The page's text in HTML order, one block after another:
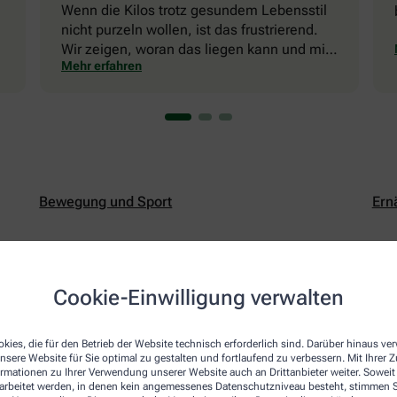
Cookie-Einwilligung verwalten
die für den Betrieb der Website technisch erforderlich sind. Darüber hinaus
Website für Sie optimal zu gestalten und fortlaufend zu verbessern. Mit Ihrer
zu Ihrer Verwendung unserer Website auch an Drittanbieter weiter. Soweit
werden, in denen kein angemessenes Datenschutzniveau besteht, stimmen
Wenn die Kilos trotz gesundem Lebensstil
nicht purzeln wollen, ist das frustrierend.
Wir zeigen, woran das liegen kann und mit
welchen Tricks Sie die Fettverbrennung in
Mehr erfahren
Bewegung und Sport
Männermedizin